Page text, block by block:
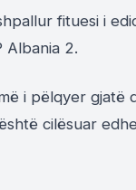
fituesi i
Albania 2.
i pëlqyer gjatë
cilësuar